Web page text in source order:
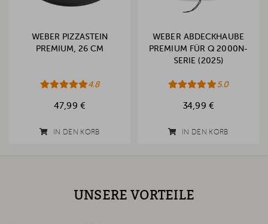
WEBER PIZZASTEIN
PREMIUM, 26 CM
4.8
47,99 €
IN DEN KORB
WEBER ABDECKHAUBE
PREMIUM FÜR Q 2000N-
SERIE (2025)
5.0
34,99 €
IN DEN KORB
UNSERE VORTEILE